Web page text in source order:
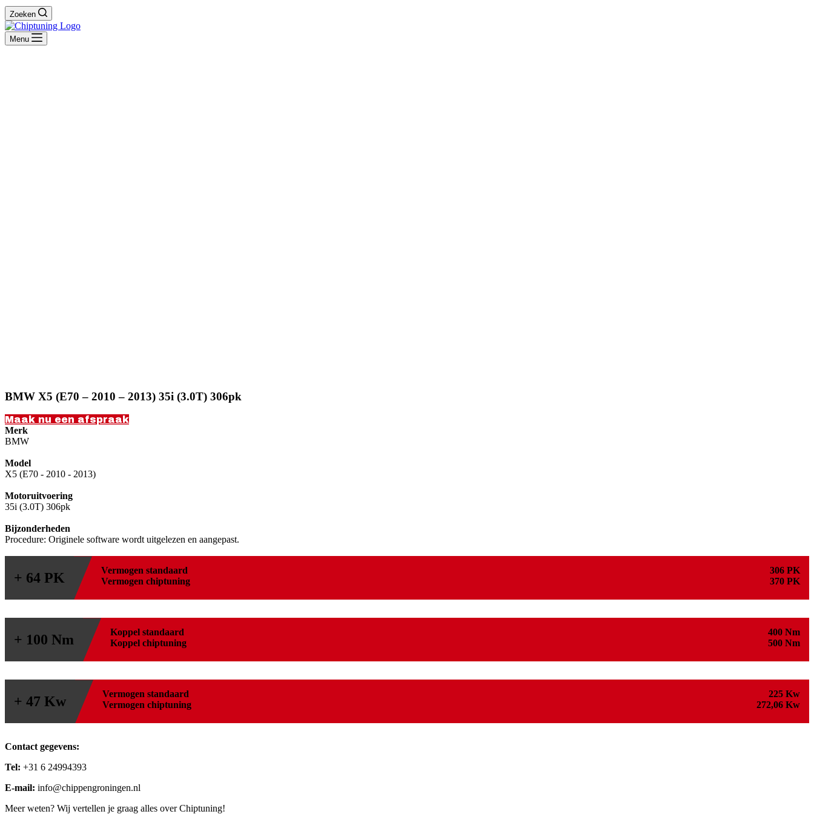
Zoeken
Menu
BMW X5 (E70 – 2010 – 2013) 35i (3.0T) 306pk
Maak nu een afspraak
Merk
BMW
Model
X5 (E70 - 2010 - 2013)
Motoruitvoering
35i (3.0T) 306pk
Bijzonderheden
Procedure: Originele software wordt uitgelezen en aangepast.
+ 64 PK Vermogen standaard
306 PK
Vermogen chiptuning
370 PK
+ 100 Nm Koppel standaard
400 Nm
Koppel chiptuning
500 Nm
+ 47 Kw Vermogen standaard
225 Kw
Vermogen chiptuning
272,06 Kw
Contact gegevens:
Tel: +31 6 24994393
E-mail: info@chippengroningen.nl
Meer weten? Wij vertellen je graag alles over Chiptuning!